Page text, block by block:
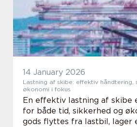
14 January 2026
Lastning af skibe: effektiv håndtering,
økonomi i fokus
En effektiv lastning af skibe
for både tid, sikkerhed og
gods flyttes fra lastbil, lager